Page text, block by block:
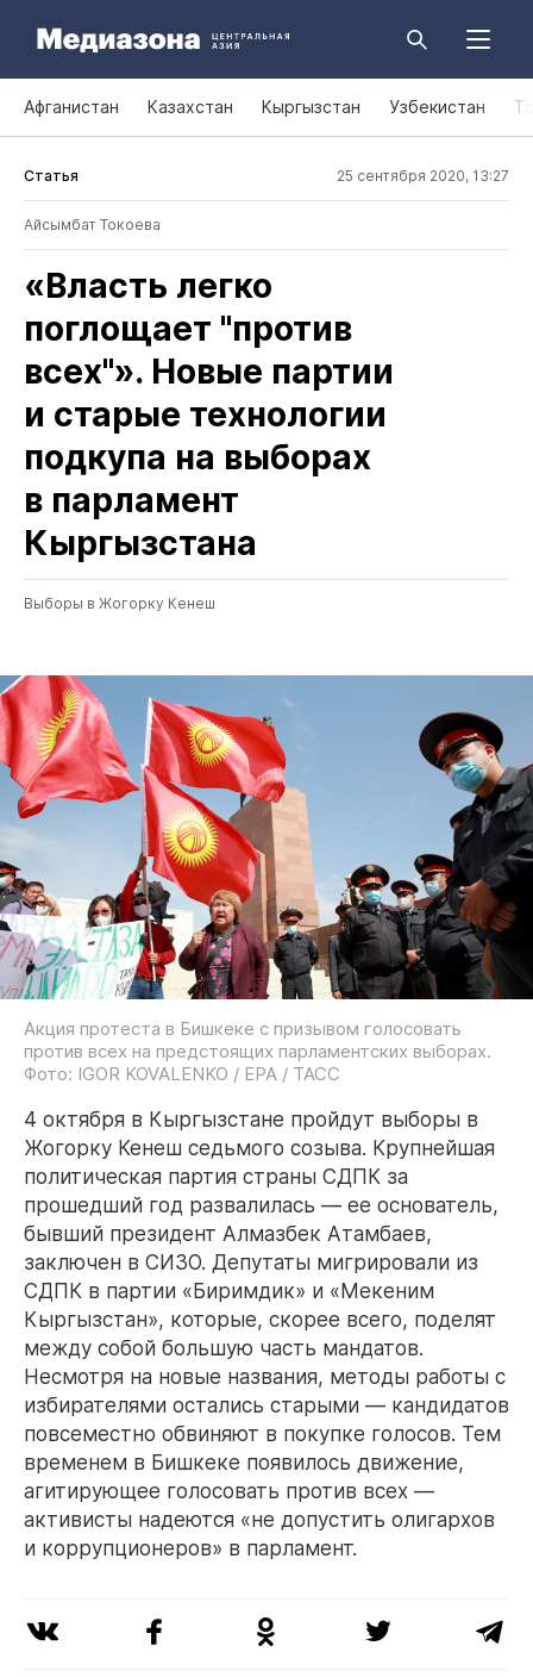
Афганистан Казахстан Кыргызстан Узбекистан
Статья 25 сентября 2020, 13:27
Айсымбат Токоева
«Власть легко
поглощает "против
всех"». Новые партии
и старые технологии
подкупа на выборах
в парламент
Кыргызстана
Выборы в Жогорку Кенеш
Акция протеста в Бишкеке с призывом голосовать
против всех на предстоящих парламентских выборах.
Фото: IGOR KOVALENKO / EPA / ТАСС
4 октября в Кыргызстане пройдут выборы в
Жогорку Кенеш седьмого созыва. Крупнейшая
политическая партия страны СДПК за
прошедший год развалилась — ее основатель,
бывший президент Алмазбек Атамбаев,
заключен в СИЗО. Депутаты мигрировали из
СДПК в партии «Биримдик» и «Мекеним
Кыргызстан», которые, скорее всего, поделят
между собой большую часть мандатов.
Несмотря на новые названия, методы работы с
избирателями остались старыми — кандидатов
повсеместно обвиняют в покупке голосов. Тем
временем в Бишкеке появилось движение,
агитирующее голосовать против всех —
активисты надеются «не допустить олигархов
и коррупционеров» в парламент.